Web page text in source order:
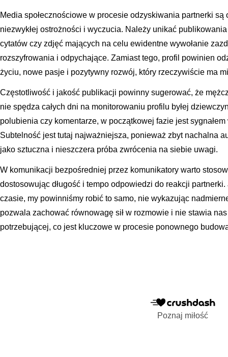
Media społecznościowe w procesie odzyskiwania partnerki
niezwykłej ostrożności i wyczucia. Należy unikać
cytatów czy zdjęć mających na celu ewidentne wywołanie
rozszyfrowania i odpychające. Zamiast tego, profil powinien
życiu, nowe pasje i pozytywny rozwój, który rzeczywiście ma
Częstotliwość i jakość publikacji powinny sugerować, że
nie spędza całych dni na monitorowaniu profilu byłej
polubienia czy komentarze, w początkowej fazie jest
Subtelność jest tutaj najważniejsza, ponieważ zbyt nachalna
jako sztuczna i nieszczera próba zwrócenia na siebie uwagi.
W komunikacji bezpośredniej przez komunikatory warto
dostosowując długość i tempo odpowiedzi do reakcji
czasie, my powinniśmy robić to samo, nie wykazując
pozwala zachować równowagę sił w rozmowie i nie stawia
potrzebującej, co jest kluczowe w procesie ponownego
Poznaj miłość